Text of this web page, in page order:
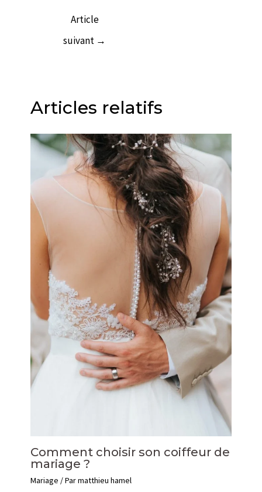
Article
suivant →
Articles relatifs
Comment choisir son coiffeur de
mariage ?
Mariage / Parmatthieu hamel